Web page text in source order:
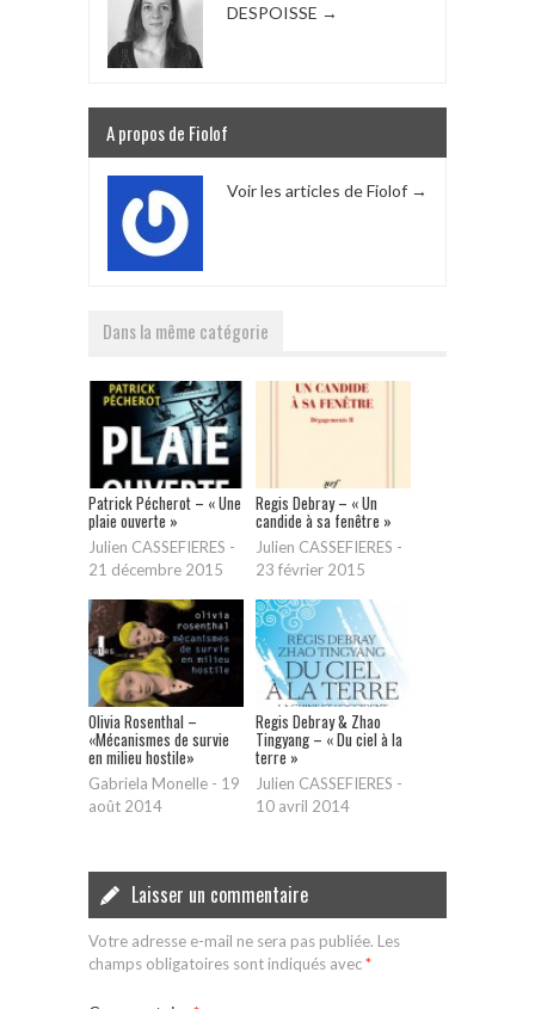
DESPOISSE →
A propos de Fiolof
Voir les articles de Fiolof →
Dans la même catégorie
Patrick Pécherot – « Une
plaie ouverte »
Julien CASSEFIERES -
21 décembre 2015
Regis Debray – « Un
candide à sa fenêtre »
Julien CASSEFIERES -
23 février 2015
Olivia Rosenthal –
«Mécanismes de survie
en milieu hostile»
Gabriela Monelle - 19
août 2014
Regis Debray & Zhao
Tingyang – « Du ciel à la
terre »
Julien CASSEFIERES -
10 avril 2014
Laisser un commentaire
Votre adresse e-mail ne sera pas publiée. Les
champs obligatoires sont indiqués avec*